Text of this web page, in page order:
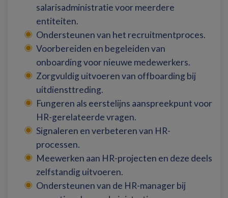
salarisadministratie voor meerdere
entiteiten.
Ondersteunen van het recruitmentproces.
Voorbereiden en begeleiden van
onboarding voor nieuwe medewerkers.
Zorgvuldig uitvoeren van offboarding bij
uitdiensttreding.
Fungeren als eerstelijns aanspreekpunt voor
HR-gerelateerde vragen.
Signaleren en verbeteren van HR-
processen.
Meewerken aan HR-projecten en deze deels
zelfstandig uitvoeren.
Ondersteunen van de HR-manager bij